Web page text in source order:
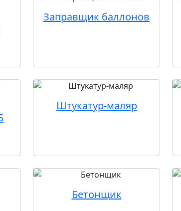
Заправщик баллонов
Штукатур-маляр
Бетонщик